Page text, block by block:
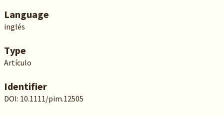
Language
inglés
Type
Artículo
Identifier
DOI: 10.1111/pim.12505